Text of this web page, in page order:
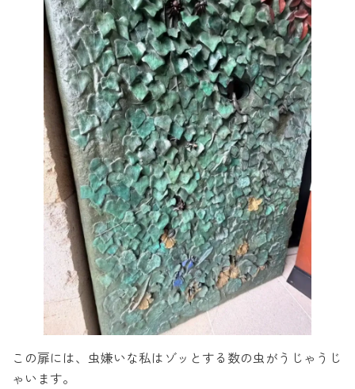
この扉には、虫嫌いな私はゾッとする数の虫がうじゃうじ
ゃいます。